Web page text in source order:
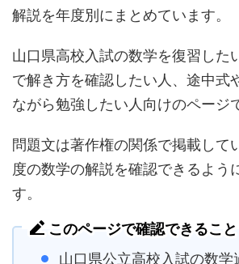
解説を年度別にまとめています。
山口県高校入試の数学を復習した
で解き方を確認したい人、途中式
ながら勉強したい人向けのページ
問題文は著作権の関係で掲載して
度の数学の解説を確認できるよう
す。
このページで確認できること
山口県公立高校入試の数学